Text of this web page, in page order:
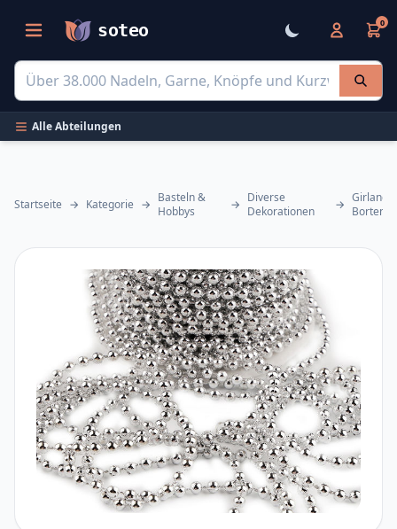
soteo 0
Alle Abteilungen
Startseite → Kategorie → Basteln &
Hobbys
→ Diverse
Dekorationen
→ Borten